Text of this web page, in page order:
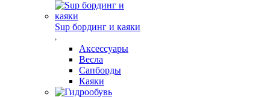
Sup бординг и каяки
Аксессуары
Весла
Сапборды
Каяки